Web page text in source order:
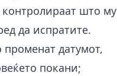
што му
да испратите.
датумот,
покани;